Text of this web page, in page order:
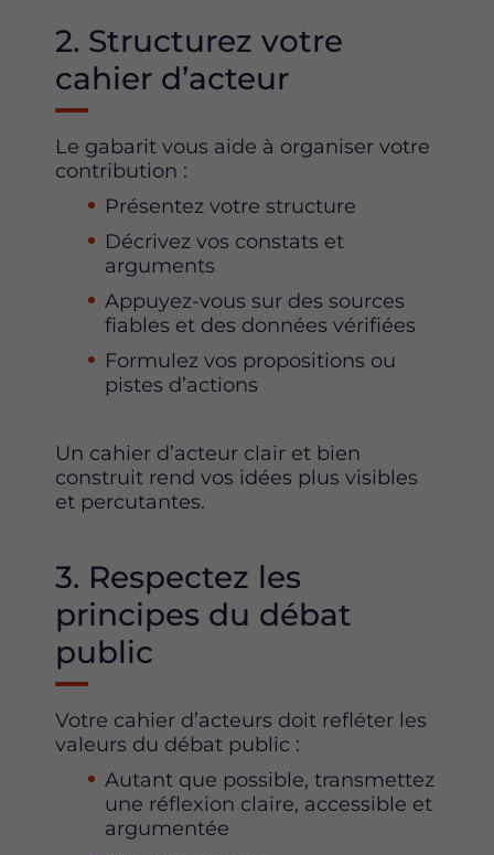
2. Structurez votre
cahier d’acteur
Le gabarit vous aide à organiser votre
contribution :
Présentez votre structure
Décrivez vos constats et
arguments
Appuyez-vous sur des sources
fiables et des données vérifiées
Formulez vos propositions ou
pistes d’actions
Un cahier d’acteur clair et bien
construit rend vos idées plus visibles
et percutantes.
3. Respectez les
principes du débat
public
Votre cahier d’acteurs doit refléter les
valeurs du débat public :
Autant que possible, transmettez
une réflexion claire, accessible et
argumentée